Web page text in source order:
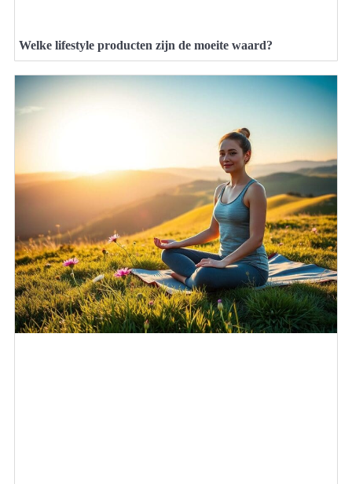
Welke lifestyle producten zijn de moeite waard?